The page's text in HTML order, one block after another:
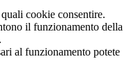
cookie consentire.
il funzionamento della
al funzionamento potete